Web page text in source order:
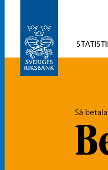
direkt
till
Så